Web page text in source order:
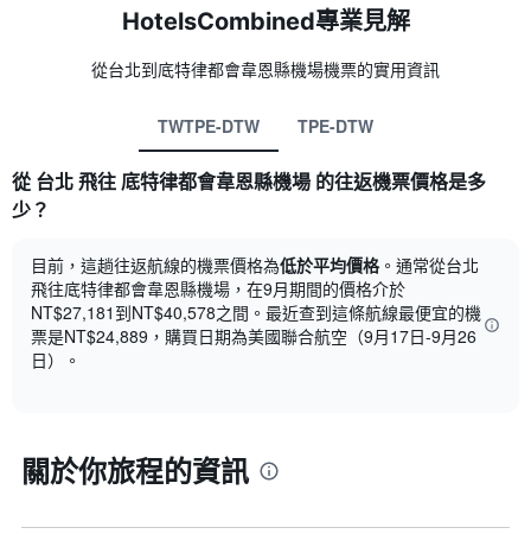
HotelsCombined專業見解
從台北​到底特律都會韋恩縣機場​機票的實用資訊
TWTPE-DTW TPE-DTW
從 台北 飛往 底特律都會韋恩縣機場​ 的往返機票價格是多
少？
目前，這趟往返航線的機票價格為低於平均價格。通常從台北
飛往底特律都會韋恩縣機場，在9月期間的價格介於
NT$27,181到NT$40,578之間。最近查到這條航線最便宜的機
票是NT$24,889，購買日期為美國聯合航空（9月17日-9月26
日）。
關於你旅程的資訊